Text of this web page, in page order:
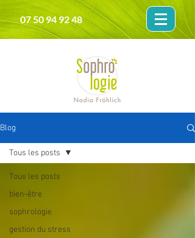
07 50 94 92 48
Blog
Tous les posts
bien-être
sophrologie
gestion du stress
Tous les posts